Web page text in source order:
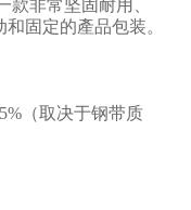
款非常坚固耐用、
固定的產品包装。
（取决于钢带质